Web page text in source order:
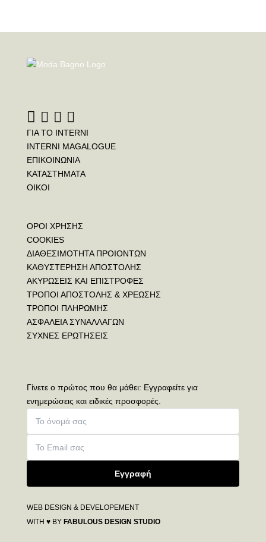
ΓΙΑ ΤΟ INTERNI
INTERNI MAGALOGUE
ΕΠΙΚΟΙΝΩΝΙΑ
ΚΑΤΑΣΤΗΜΑΤΑ
ΟΙΚΟΙ
ΟΡΟΙ ΧΡΗΣΗΣ
COOKIES
ΔΙΑΘΕΣΙΜΟΤΗΤΑ ΠΡΟΙΟΝΤΩΝ
ΚΑΘΥΣΤΕΡΗΣΗ ΑΠΟΣΤΟΛΗΣ
ΑΚΥΡΩΣΕΙΣ ΚΑΙ ΕΠΙΣΤΡΟΦΕΣ
ΤΡΟΠΟΙ ΑΠΟΣΤΟΛΗΣ & ΧΡΕΩΣΗΣ
ΤΡΟΠΟΙ ΠΛΗΡΩΜΗΣ
ΑΣΦΑΛΕΙΑ ΣΥΝΑΛΛΑΓΩΝ
ΣΥΧΝΕΣ ΕΡΩΤΗΣΕΙΣ
Γίνετε ο πρώτος που θα μάθει: Εγγραφείτε για
ενημερώσεις και ειδικές προσφορές.
Εγγραφή
WEB DESIGN & DEVELOPEMENT
WITH ♥ BY FABULOUS DESIGN STUDIO